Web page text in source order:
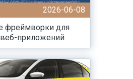
2026-06-08
фреймворки для
веб-приложений